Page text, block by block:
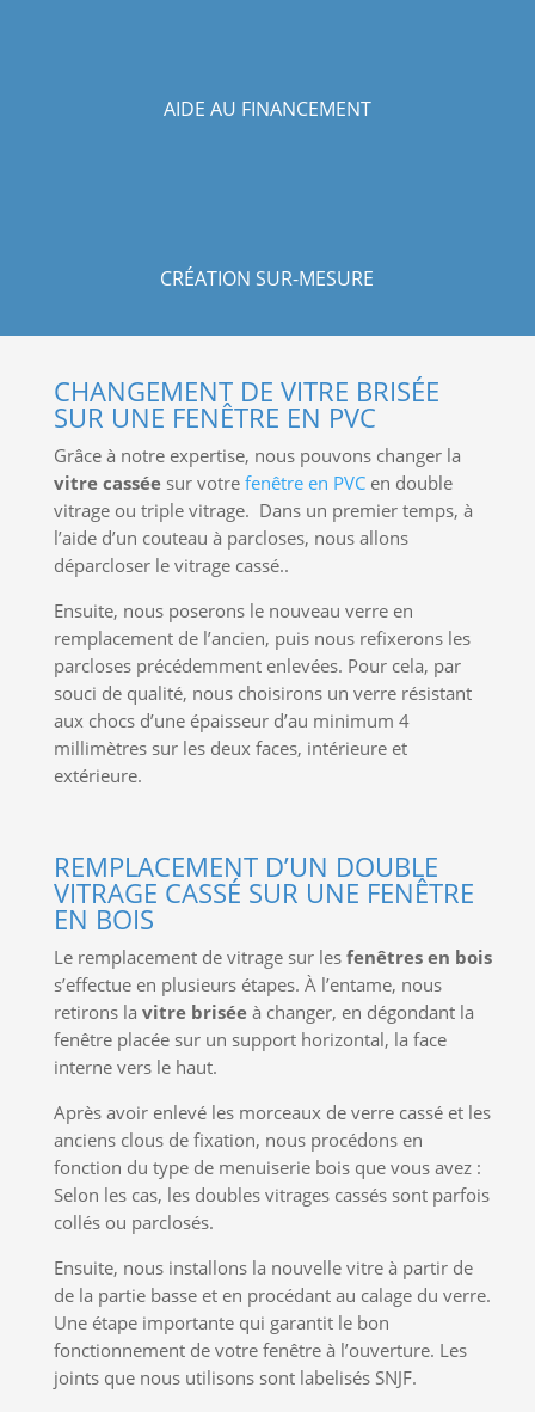
AIDE AU FINANCEMENT
CRÉATION SUR-MESURE
CHANGEMENT DE VITRE BRISÉE
SUR UNE FENÊTRE EN PVC
Grâce à notre expertise, nous pouvons changer la
vitre casséesur votre fenêtre en PVCen double
vitrage ou triple vitrage. Dans un premier temps, à
l’aide d’un couteau à parcloses, nous allons
déparcloser le vitrage cassé..
Ensuite, nous poserons le nouveau verre en
remplacement de l’ancien, puis nous refixerons les
parcloses précédemment enlevées. Pour cela, par
souci de qualité, nous choisirons un verre résistant
aux chocs d’une épaisseur d’au minimum 4
millimètres sur les deux faces, intérieure et
extérieure.
REMPLACEMENT D’UN DOUBLE
VITRAGE CASSÉ SUR UNE FENÊTRE
EN BOIS
Le remplacement de vitrage sur les fenêtres en bois
s’effectue en plusieurs étapes. À l’entame, nous
retirons la vitre brisée à changer, en dégondant la
fenêtre placée sur un support horizontal, la face
interne vers le haut.
Après avoir enlevé les morceaux de verre cassé et les
anciens clous de fixation, nous procédons en
fonction du type de menuiserie bois que vous avez :
Selon les cas, les doubles vitrages cassés sont parfois
collés ou parclosés.
Ensuite, nous installons la nouvelle vitre à partir de
de la partie basse et en procédant au calage du verre.
Une étape importante qui garantit le bon
fonctionnement de votre fenêtre à l’ouverture. Les
joints que nous utilisons sont labelisés SNJF.